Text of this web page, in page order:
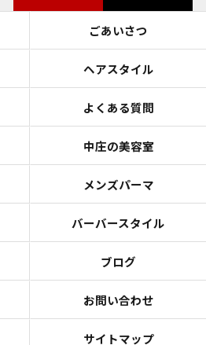
ごあいさつ
ヘアスタイル
よくある質問
中庄の美容室
メンズパーマ
バーバースタイル
ブログ
お問い合わせ
サイトマップ